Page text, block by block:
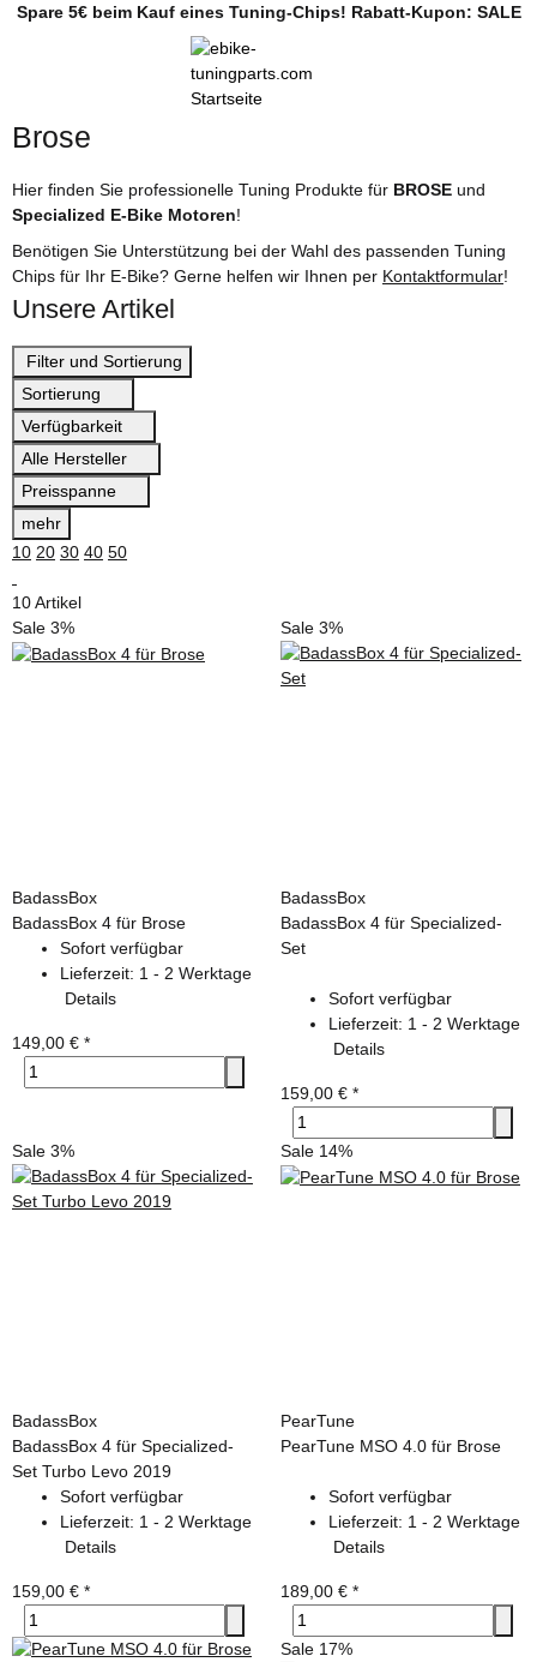
Spare 5€ beim Kauf eines Tuning-Chips! Rabatt-Kupon: SALE
Brose
Hier finden Sie professionelle Tuning Produkte für BROSE und
Specialized E-Bike Motoren!
Benötigen Sie Unterstützung bei der Wahl des passenden Tuning
Chips für Ihr E-Bike? Gerne helfen wir Ihnen per Kontaktformular!
Unsere Artikel
Filter und Sortierung
Sortierung
Verfügbarkeit
Alle Hersteller
Preisspanne
mehr
10 20 30 40 50
10 Artikel
Sale 3%
BadassBox
BadassBox 4 für Brose
Sofort verfügbar
Lieferzeit: 1 - 2 Werktage
Details
149,00 € *
Sale 3%
BadassBox
BadassBox 4 für Specialized-
Set
Sofort verfügbar
Lieferzeit: 1 - 2 Werktage
Details
159,00 € *
Sale 3%
BadassBox
BadassBox 4 für Specialized-
Set Turbo Levo 2019
Sofort verfügbar
Lieferzeit: 1 - 2 Werktage
Details
159,00 € *
Sale 14%
PearTune
PearTune MSO 4.0 für Brose
Sofort verfügbar
Lieferzeit: 1 - 2 Werktage
Details
189,00 € *
Sale 17%